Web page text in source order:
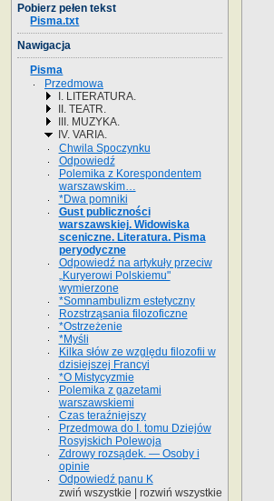
Pobierz pełen tekst
Pisma.txt
Nawigacja
Pisma
Przedmowa
I. LITERATURA.
II. TEATR.
III. MUZYKA.
IV. VARIA.
Chwila Spoczynku
Odpowiedź
Polemika z Korespondentem
warszawskim…
*Dwa pomniki
Gust publiczności
warszawskiej. Widowiska
sceniczne. Literatura. Pisma
peryodyczne
Odpowiedź na artykuły przeciw
„Kuryerowi Polskiemu"
wymierzone
*Somnambulizm estetyczny
Rozstrząsania filozoficzne
*Ostrzeżenie
*Myśli
Kilka słów ze względu filozofii w
dzisiejszej Francyi
*O Mistycyzmie
Polemika z gazetami
warszawskiemi
Czas teraźniejszy
Przedmowa do I. tomu Dziejów
Rosyjskich Polewoja
Zdrowy rozsądek. — Osoby i
opinie
Odpowiedź panu K
zwiń wszystkie
rozwiń wszystkie